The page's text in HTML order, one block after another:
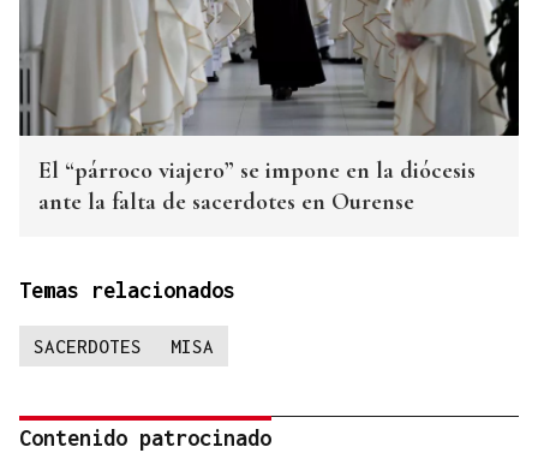
El “párroco viajero” se impone en la diócesis
ante la falta de sacerdotes en Ourense
Temas relacionados
SACERDOTES MISA
Contenido patrocinado